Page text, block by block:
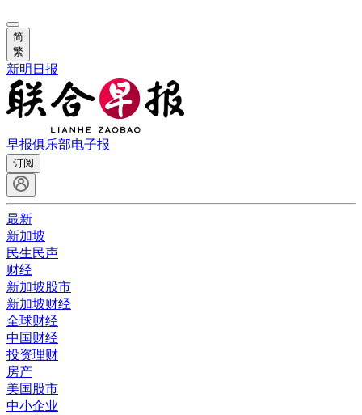
简
繁
新明日报
早报俱乐部电子报
订阅
最新
新加坡
民生民声
财经
新加坡股市
新加坡财经
全球财经
中国财经
投资理财
房产
美国股市
中小企业